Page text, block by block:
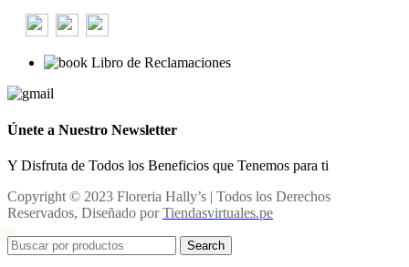
Libro de Reclamaciones
Únete a Nuestro Newsletter
Y Disfruta de Todos los Beneficios que Tenemos para ti
Copyright © 2023 Floreria Hally’s | Todos los Derechos
Reservados, Diseñado porTiendasvirtuales.pe
Search